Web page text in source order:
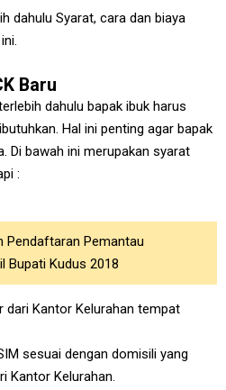
dahulu Syarat, cara dan biaya
Baru
dahulu bapak ibuk harus
Hal ini penting agar bapak
Di bawah ini merupakan syarat
:
Pendaftaran Pemantau
Bupati Kudus 2018
dari Kantor Kelurahan tempat
sesuai dengan domisili yang
Kantor Kelurahan.